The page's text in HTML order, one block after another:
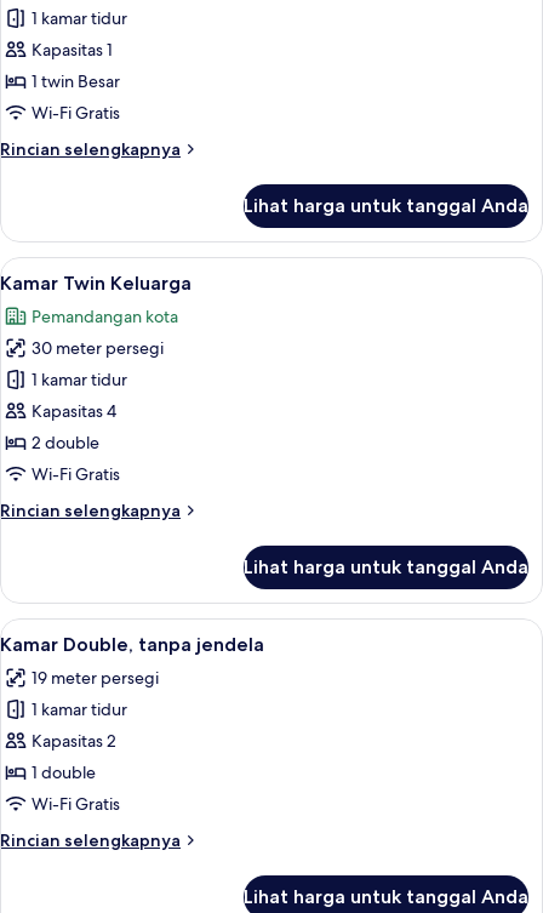
Kamar
Single
Standar
1 kamar tidur
Kapasitas 1
1 twin Besar
Wi-Fi Gratis
Rincian selengkapnya
Rincian
Kamar
Single
Standar
Lihat harga untuk tanggal Anda
Lihat
semua
foto
untuk
Kamar
Twin
Keluarga
Kamar Twin Keluarga | Seprai
4
Kamar Twin Keluarga
Pemandangan kota
30 meter persegi
1 kamar tidur
Kapasitas 4
2 double
Wi-Fi Gratis
Rincian selengkapnya
Rincian
Kamar
Twin
Keluarga
Lihat harga untuk tanggal Anda
Lihat
semua
foto
untuk
Kamar
Double,
tanpa
Seprai premium, selimut bulu angsa,
3
Kamar Double, tanpa jendela
19 meter persegi
1 kamar tidur
Kapasitas 2
1 double
Wi-Fi Gratis
Rincian selengkapnya
Rincian
Lihat harga untuk tanggal Anda